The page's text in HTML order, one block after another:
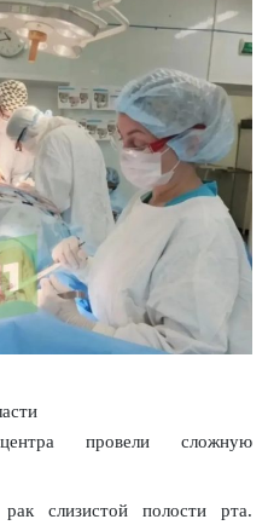
провели сложную
слизистой полости рта.